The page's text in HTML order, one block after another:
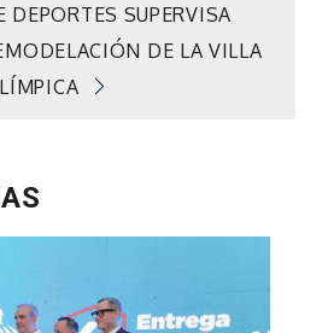
SUPERVISA
DE LA VILLA